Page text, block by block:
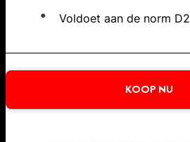
Voldoet aan de norm D2
KOOP NU